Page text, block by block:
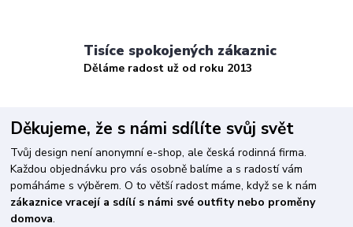
Tisíce spokojených zákaznic
Děláme radost už od roku 2013
Děkujeme, že s námi sdílíte svůj svět
Tvůj design není anonymní e-shop, ale česká rodinná firma.
Každou objednávku pro vás osobně balíme a s radostí vám
pomáháme s výběrem. O to větší radost máme, když se k nám
zákaznice vracejí a sdílí s námi své outfity nebo proměny
domova.